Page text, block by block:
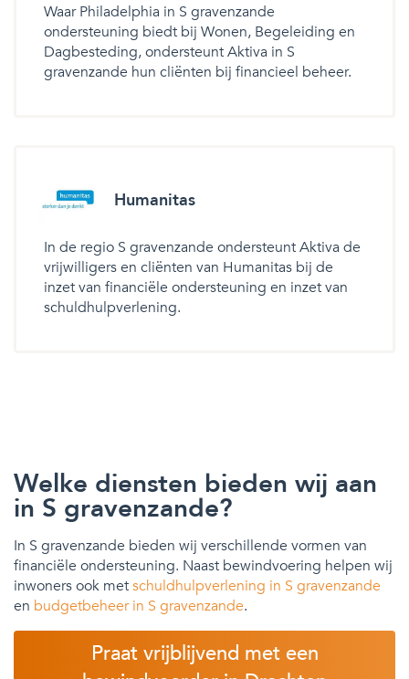
Waar Philadelphia in S gravenzande
ondersteuning biedt bij Wonen, Begeleiding en
Dagbesteding, ondersteunt Aktiva in S
gravenzande hun cliënten bij financieel beheer.
Humanitas
In de regio S gravenzande ondersteunt Aktiva de
vrijwilligers en cliënten van Humanitas bij de
inzet van financiële ondersteuning en inzet van
schuldhulpverlening.
Welke diensten bieden wij aan
in S gravenzande?
In S gravenzande bieden wij verschillende vormen van
financiële ondersteuning. Naast bewindvoering helpen wij
inwoners ook metschuldhulpverlening in S gravenzande
en budgetbeheer in S gravenzande.
Praat vrijblijvend met een